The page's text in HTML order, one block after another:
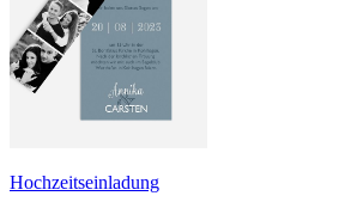
Hochzeitseinladung